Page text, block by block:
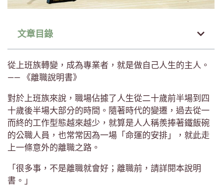
文章目錄
從上班族轉變，成為專業者，就是做自己人生的主人。
—— 《離職說明書》
對於上班族來說，職場佔據了人生從二十歲前半場到四
十歲後半場大部分的時間。隨著時代的變遷，過去從一
而終的工作型態越來越少，就算是人人稱羨捧著鐵飯碗
的公職人員，也常常因為一場「命運的安排」，就此走
上一條意外的離職之路。
「很多事，不是離職就會好；離職前，請詳閱本說明
書。」